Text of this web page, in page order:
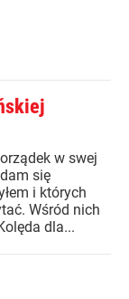
w swej
się
i których
Wśród nich
dla...